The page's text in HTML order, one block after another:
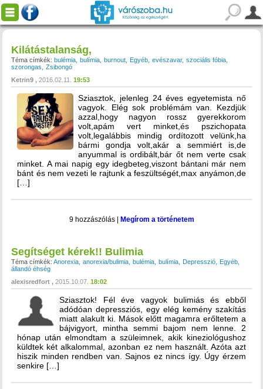
Kilátástalanság,
Téma címkék: bulémia bulímia burnout Egyéb evészavar szociális fóbia
szorongas
Zsibongó
Ketrin9
2016.02.11. 19:53
Sziasztok, jelenleg 24 éves egyetemista nő
vagyok. Elég sok problémám van. Kezdjük
azzal,hogy nagyon rossz gyerekkorom
volt,apám vert minket,és pszichopata
volt,legalábbis mindig ordítozott velünk,ha
bármi gondja volt,akár a semmiért is,de
anyummal is ordibált,bár őt nem verte csak
minket. A mai napig egy idegbeteg,viszont bántani már nem
bánt és nem vezeti le rajtunk a feszültségét,max anyámon,de
[…]
9 hozzászólás| Megírom a történetem
Segítséget kérek!! Bulimia
Téma címkék: Anorexia anorexia/bulimia bulémia bulímia Depresszió
Egyéb
állandó éhség
alexisredfort
2015.10.07. 18:02
Sziasztok! Fél éve vagyok bulimiás és ebből
adódóan depressziós, egy elég kemény szakítás
miatt alakult ki. Mások előtt magamra erőltetem a
bájvigyort, mintha semmi bajom nem lenne. 2
hónap után elmondtam a szüleimnek, akik kineziológushoz
küldtek két alkalommal, azonban ez nem használt. Azóta azt
hiszik minden rendben van. Sajnos ez nincs így. Úgy érzem
senkire […]